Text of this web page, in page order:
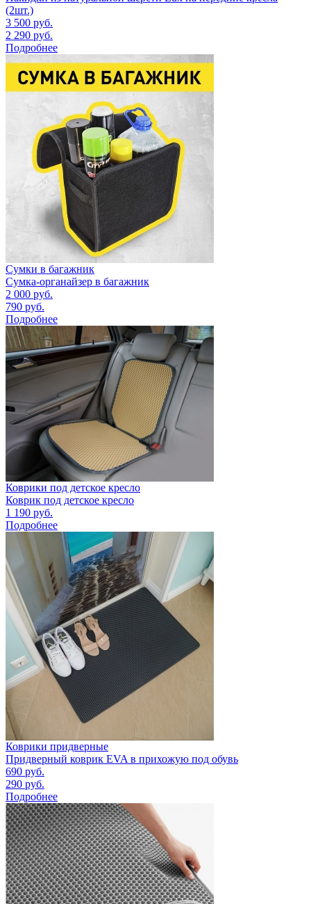
(2шт.)
3 500 руб.
2 290 руб.
Подробнее
Сумки в багажник
Сумка-органайзер в багажник
2 000 руб.
790 руб.
Подробнее
Коврики под детское кресло
Коврик под детское кресло
1 190 руб.
Подробнее
Коврики придверные
Придверный коврик EVA в прихожую под обувь
690 руб.
290 руб.
Подробнее